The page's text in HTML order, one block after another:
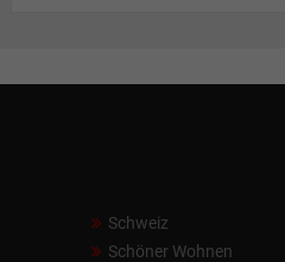
Schweiz
Schöner Wohnen